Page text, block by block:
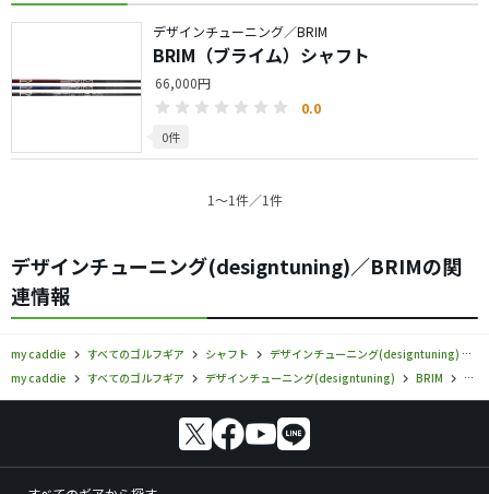
デザインチューニング／BRIM
BRIM（ブライム）シャフト
66,000円
0.0
0件
1〜1件／1件
デザインチューニング(designtuning)／BRIMの関
連情報
my caddie すべてのゴルフギア シャフト デザインチューニング(designtuning)
my caddie
すべてのゴルフギア デザインチューニング(designtuning) BRIM デ